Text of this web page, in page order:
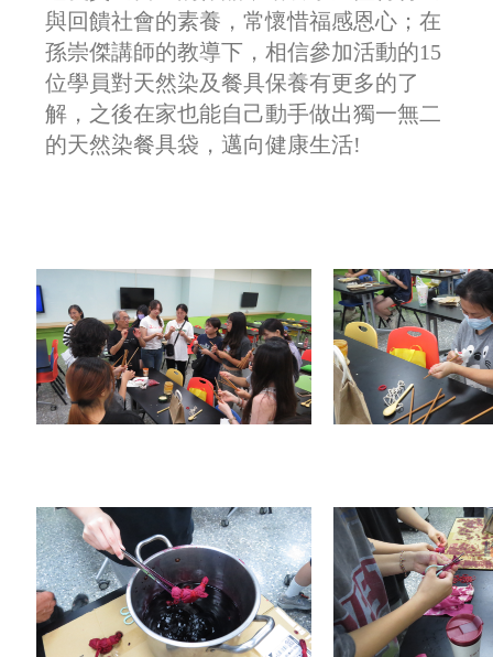
與回饋社會的素養，常懷惜福感恩心；在
孫崇傑講師的教導下， 相信參加活動的15
位學員對天然染及餐具保養有更多的了
解，之後在家也能自己動手做出獨一無二
的天然染餐具袋，邁向健康生活!